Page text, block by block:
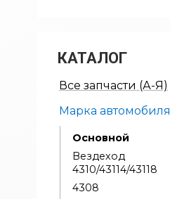
КАТАЛОГ
Все запчасти (А-Я)
Марка автомобиля
Основной
Вездеход
4310/43114/43118
4308